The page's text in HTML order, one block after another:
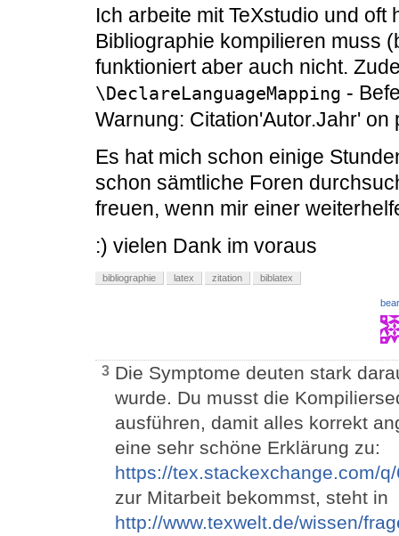
Ich arbeite mit TeXstudio und
Bibliographie kompilieren muss
funktioniert aber auch nicht.
\DeclareLanguageMapping -
Warnung: Citation'Autor.Jahr' on
Es hat mich schon einige
schon sämtliche Foren
freuen, wenn mir einer
:) vielen Dank im voraus
bibliographie latex zitation biblatex
3 Die Symptome deuten stark
wurde. Du musst die
ausführen, damit alles korrekt
eine sehr schöne Erklärung zu:
https://tex.stackexchange.com/
zur Mitarbeit bekommst, steht in
http://www.texwelt.de/wissen/